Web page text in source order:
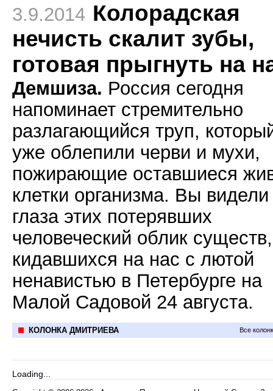
3.9.2014 Колорадская
нечисть скалит зубы,
готовая прыгнуть на
Демшиза. Россия сегодня
напоминает стремительно
разлагающийся труп,
уже облепили черви и мухи,
пожирающие оставшиеся
клетки организма. Вы видели
глаза этих потерявших
человеческий облик существ,
кидавшихся на нас с лютой
ненавистью в Петербурге на
Малой Садовой 24 августа.
КОЛОНКА ДМИТРИЕВА Все
Loading...